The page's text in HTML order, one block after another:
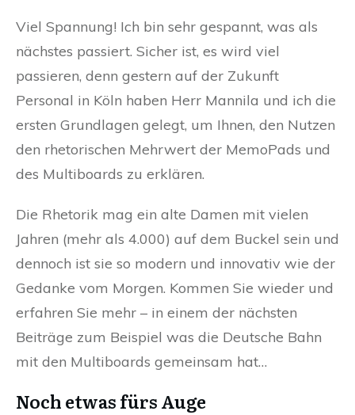
Viel Spannung! Ich bin sehr gespannt, was als
nächstes passiert. Sicher ist, es wird viel
passieren, denn gestern auf der Zukunft
Personal in Köln haben Herr Mannila und ich die
ersten Grundlagen gelegt, um Ihnen, den Nutzen
den rhetorischen Mehrwert der MemoPads und
des Multiboards zu erklären.
Die Rhetorik mag ein alte Damen mit vielen
Jahren (mehr als 4.000) auf dem Buckel sein und
dennoch ist sie so modern und innovativ wie der
Gedanke vom Morgen. Kommen Sie wieder und
erfahren Sie mehr – in einem der nächsten
Beiträge zum Beispiel was die Deutsche Bahn
mit den Multiboards gemeinsam hat…
Noch etwas fürs Auge